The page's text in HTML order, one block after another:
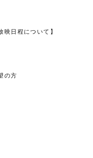
映日程について】
の方